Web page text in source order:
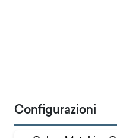
Configurazioni